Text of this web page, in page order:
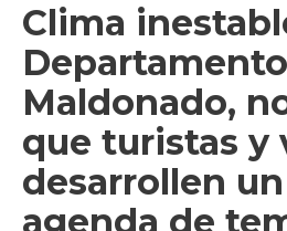
Clima
Maldonado,
que turistas y
desarrollen
agenda de